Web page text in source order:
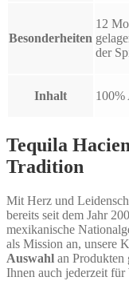
Besonderheiten
12
der
Inhalt 100%
Tequila
Tradition
Mit Herz und
bereits seit dem Jahr
mexikanische
als Mission an, unsere
Auswahl an Produkten
Ihnen auch jederzeit